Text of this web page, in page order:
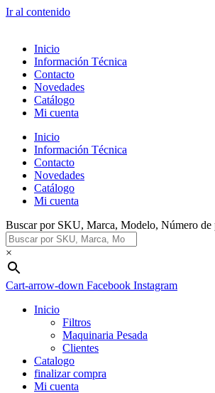
Ir al contenido
Inicio
Información Técnica
Contacto
Novedades
Catálogo
Mi cuenta
Inicio
Información Técnica
Contacto
Novedades
Catálogo
Mi cuenta
Buscar por SKU, Marca, Modelo, Número de
×
Cart-arrow-down Facebook Instagram
Inicio
Filtros
Maquinaria Pesada
Clientes
Catalogo
finalizar compra
Mi cuenta